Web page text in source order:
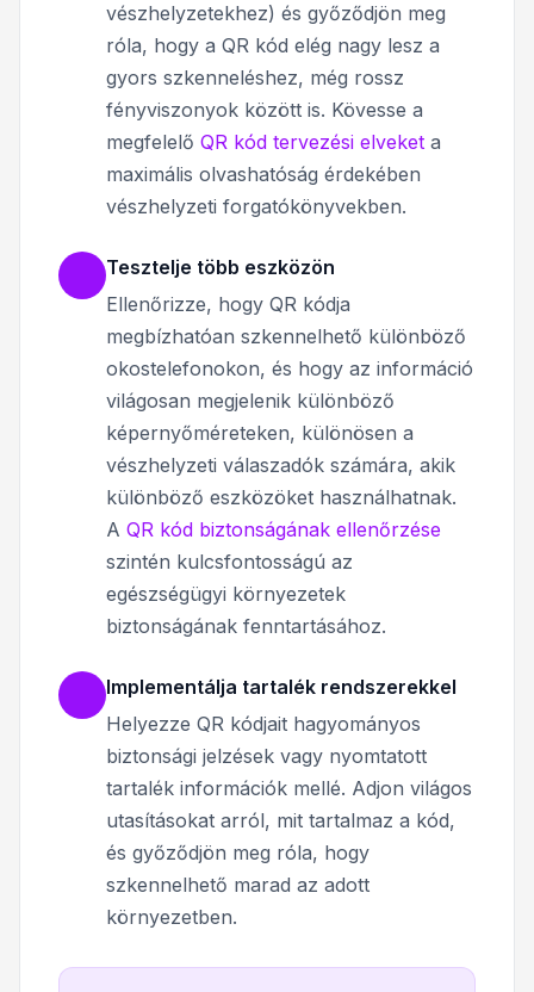
vészhelyzetekhez) és győződjön meg
róla, hogy a QR kód elég nagy lesz a
gyors szkenneléshez, még rossz
fényviszonyok között is. Kövesse a
megfelelő QR kód tervezési elveket a
maximális olvashatóság érdekében
vészhelyzeti forgatókönyvekben.
Tesztelje több eszközön
Ellenőrizze, hogy QR kódja
megbízhatóan szkennelhető különböző
okostelefonokon, és hogy az információ
világosan megjelenik különböző
képernyőméreteken, különösen a
vészhelyzeti válaszadók számára, akik
különböző eszközöket használhatnak.
A QR kód biztonságának ellenőrzése
szintén kulcsfontosságú az
egészségügyi környezetek
biztonságának fenntartásához.
Implementálja tartalék rendszerekkel
Helyezze QR kódjait hagyományos
biztonsági jelzések vagy nyomtatott
tartalék információk mellé. Adjon világos
utasításokat arról, mit tartalmaz a kód,
és győződjön meg róla, hogy
szkennelhető marad az adott
környezetben.